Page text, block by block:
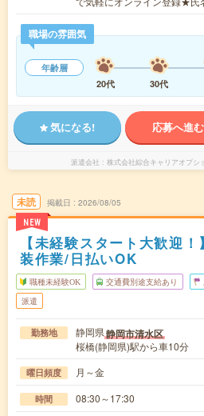
職場の雰囲気
年齢層
20代
30代
気になる! 応募へ進む
派遣会社 株式会社綜合キャリアオプシ
未読
NEW
掲載日 2026/08/05
【未経験スタート大歓迎
装作業/日払いOK
職種未経験OK 交通費別途支給あり
派遣
勤務地 静岡県静岡市清水区
桜橋(静岡県)駅から車10分
曜日頻度 月～金
時間 08:30～17:30